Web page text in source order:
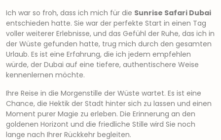
Ich war so froh, dass ich mich für die Sunrise Safari Dubai
entschieden hatte. Sie war der perfekte Start in einen Tag
voller weiterer Erlebnisse, und das Gefühl der Ruhe, das ich in
der Wüste gefunden hatte, trug mich durch den gesamten
Urlaub. Es ist eine Erfahrung, die ich jedem empfehlen
würde, der Dubai auf eine tiefere, authentischere Weise
kennenlernen möchte.
Ihre Reise in die Morgenstille der Wüste wartet. Es ist eine
Chance, die Hektik der Stadt hinter sich zu lassen und einen
Moment purer Magie zu erleben. Die Erinnerung an den
goldenen Horizont und die friedliche Stille wird Sie noch
lange nach Ihrer Rückkehr begleiten.